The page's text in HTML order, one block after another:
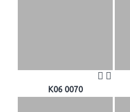
K06 0070